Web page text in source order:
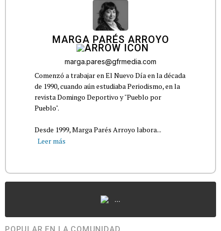
MARGA PARÉS ARROYO
marga.pares@gfrmedia.com
Comenzó a trabajar en El Nuevo Día en la década
de 1990, cuando aún estudiaba Periodismo, en la
revista Domingo Deportivo y "Pueblo por
Pueblo".
Desde 1999, Marga Parés Arroyo labora...
Leer más
...
POPULAR EN LA COMUNIDAD